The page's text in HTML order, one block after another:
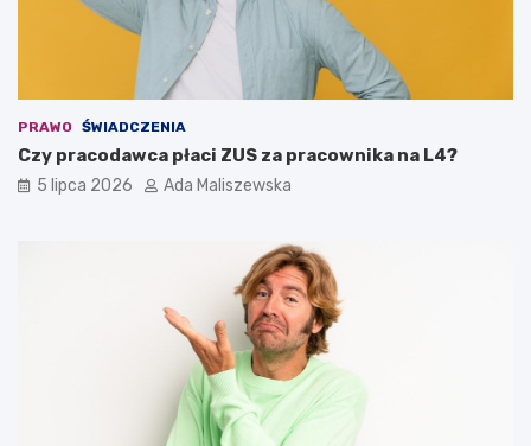
PRAWO ŚWIADCZENIA
Czy pracodawca płaci ZUS za pracownika na L4?
5 lipca 2026 Ada Maliszewska